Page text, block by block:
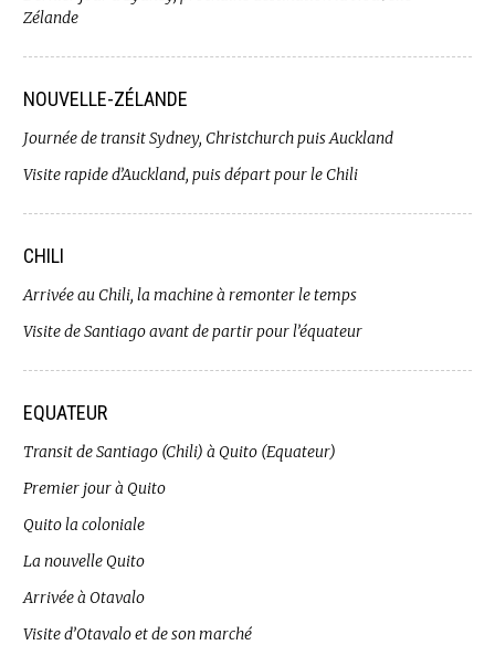
Zélande
NOUVELLE-ZÉLANDE
Journée de transit Sydney, Christchurch puis Auckland
Visite rapide d’Auckland, puis départ pour le Chili
CHILI
Arrivée au Chili, la machine à remonter le temps
Visite de Santiago avant de partir pour l’équateur
EQUATEUR
Transit de Santiago (Chili) à Quito (Equateur)
Premier jour à Quito
Quito la coloniale
La nouvelle Quito
Arrivée à Otavalo
Visite d’Otavalo et de son marché